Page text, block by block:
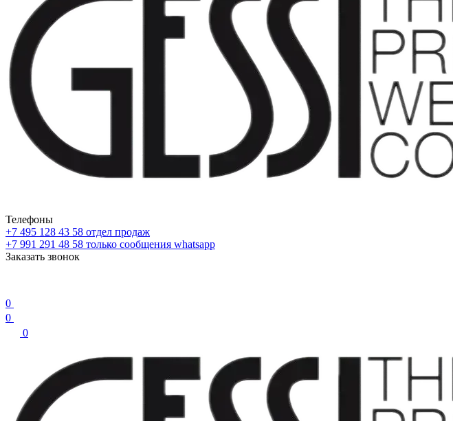
Телефоны
+7 495 128 43 58 отдел продаж
+7 991 291 48 58 только сообщения whatsapp
Заказать звонок
0
0
0